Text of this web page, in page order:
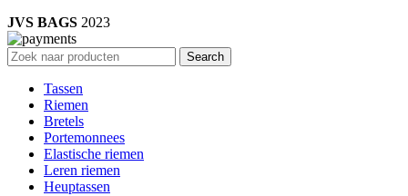
JVS BAGS 2023
Search
Tassen
Riemen
Bretels
Portemonnees
Elastische riemen
Leren riemen
Heuptassen